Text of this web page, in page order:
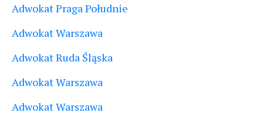
Adwokat Praga Południe
Adwokat Warszawa
Adwokat Ruda Śląska
Adwokat Warszawa
Adwokat Warszawa